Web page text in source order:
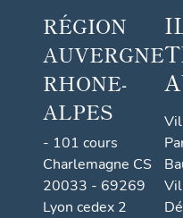
et
RÉGION
AUVERGNE
RHONE-
ALPES
- 101 cours
Charlemagne CS
20033 - 69269
Lyon cedex 2